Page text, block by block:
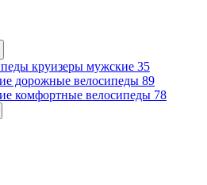
круизеры мужские 35
дорожные велосипеды 89
комфортные велосипеды 78